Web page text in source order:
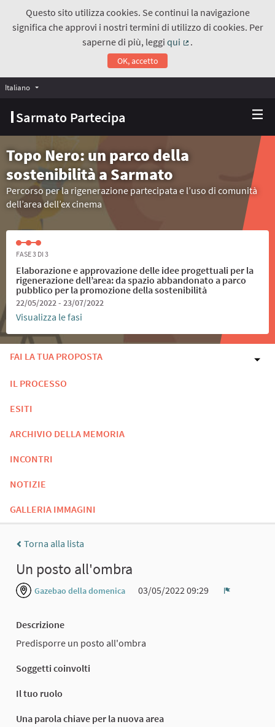
Questo sito utilizza cookies. Se continui la navigazione
significa che approvi i nostri termini di utilizzo di cookies. Per
saperne di più, leggiqui
.
OK, accetto
Sarmato Partecipa
Italiano Choose language
Topo Nero: un parco della
sostenibilità a Sarmato
Percorso per la rigenerazione partecipata e l’uso di comunità
dell’area dell’ex cinema
FASE 3 DI 3
Elaborazione e approvazione delle idee progettuali per la
rigenerazione dell’area: da spazio abbandonato a parco
pubblico per la promozione della sostenibilità
22/05/2022 - 23/07/2022
Visualizza le fasi
FAI LA TUA PROPOSTA
IL PROCESSO
ESITI
ARCHIVIO DELLA MEMORIA
INCONTRI
NOTIZIE
GALLERIA IMMAGINI
Torna alla lista
Un posto all'ombra
Gazebao della domenica
03/05/2022 09:29
Descrizione
Predisporre un posto all'ombra
Soggetti coinvolti
Il tuo ruolo
Una parola chiave per la nuova area